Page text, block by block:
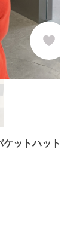
ットハット